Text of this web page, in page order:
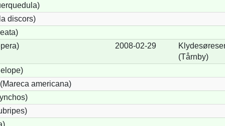
discors)
2008-02-29
(Tårnby)
americana)